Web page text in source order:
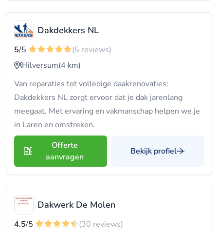
Dakdekkers NL
5/5
(5 reviews)
Hilversum(4 km)
Van reparaties tot volledige daakrenovaties:
Dakdekkers NL zorgt ervoor dat je dak jarenlang
meegaat. Met ervaring en vakmanschap helpen we je
in Laren en omstreken.
Offerte
aanvragen
Bekijk profiel
Dakwerk De Molen
4.5/5
(30 reviews)